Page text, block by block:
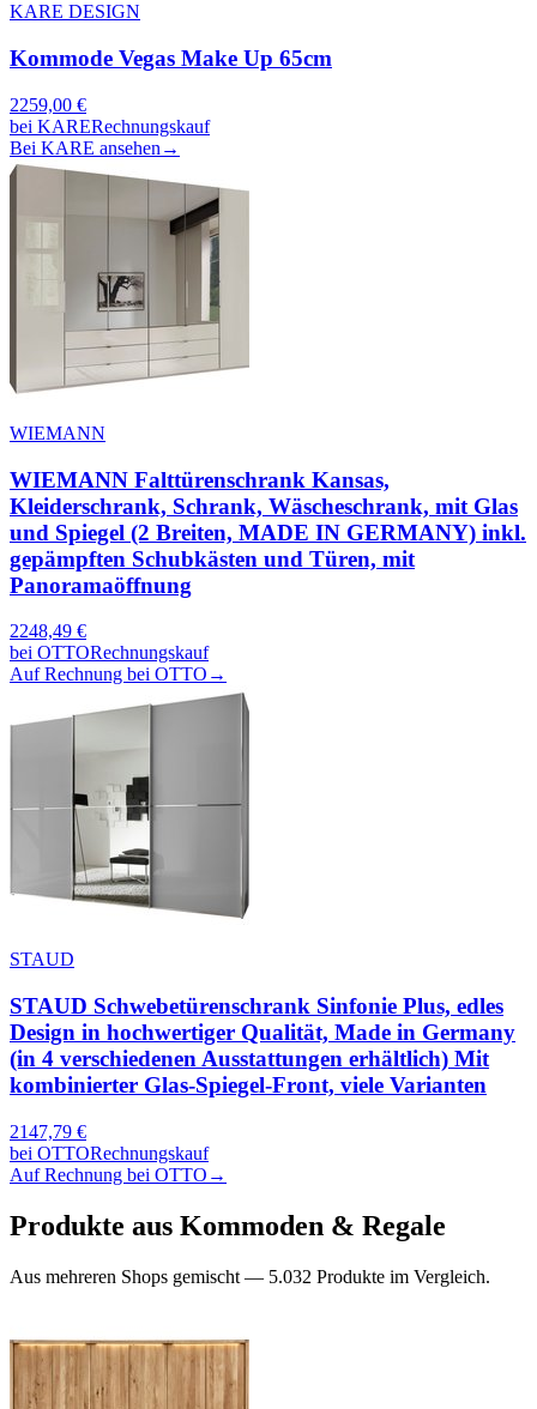
KARE DESIGN
Kommode Vegas Make Up 65cm
2259,00 €
bei KARERechnungskauf
Bei KARE ansehen →
WIEMANN
WIEMANN Falttürenschrank Kansas,
Kleiderschrank, Schrank, Wäscheschrank, mit Glas
und Spiegel (2 Breiten, MADE IN GERMANY) inkl.
gepämpften Schubkästen und Türen, mit
Panoramaöffnung
2248,49 €
bei OTTORechnungskauf
Auf Rechnung bei OTTO →
STAUD
STAUD Schwebetürenschrank Sinfonie Plus, edles
Design in hochwertiger Qualität, Made in Germany
(in 4 verschiedenen Ausstattungen erhältlich) Mit
kombinierter Glas-Spiegel-Front, viele Varianten
2147,79 €
bei OTTORechnungskauf
Auf Rechnung bei OTTO →
Produkte aus Kommoden & Regale
Aus mehreren Shops gemischt — 5.032 Produkte im Vergleich.